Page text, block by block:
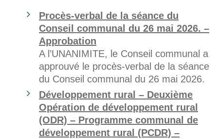
Procès-verbal de la séance du
Conseil communal du 26 mai 2026. –
Approbation
A l’UNANIMITE, le Conseil communal a
approuvé le procès-verbal de la séance
du Conseil communal du 26 mai 2026.
Développement rural – Deuxième
Opération de développement rural
(ODR) – Programme communal de
développement rural (PCDR) –